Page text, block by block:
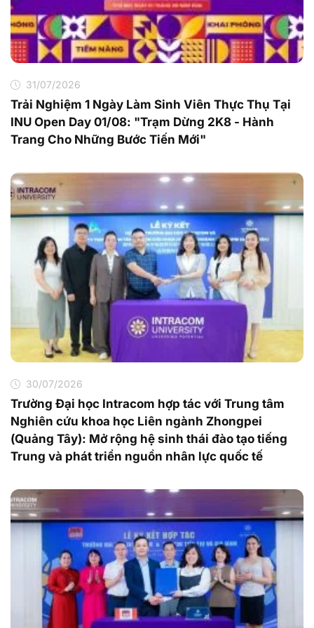
31/07/2026
Trải Nghiệm 1 Ngày Làm Sinh Viên Thực Thụ Tại
INU Open Day 01/08: "Trạm Dừng 2K8 - Hành
Trang Cho Những Bước Tiến Mới"
30/07/2026
Trường Đại học Intracom hợp tác với Trung tâm
Nghiên cứu khoa học Liên ngành Zhongpei
(Quảng Tây): Mở rộng hệ sinh thái đào tạo tiếng
Trung và phát triển nguồn nhân lực quốc tế